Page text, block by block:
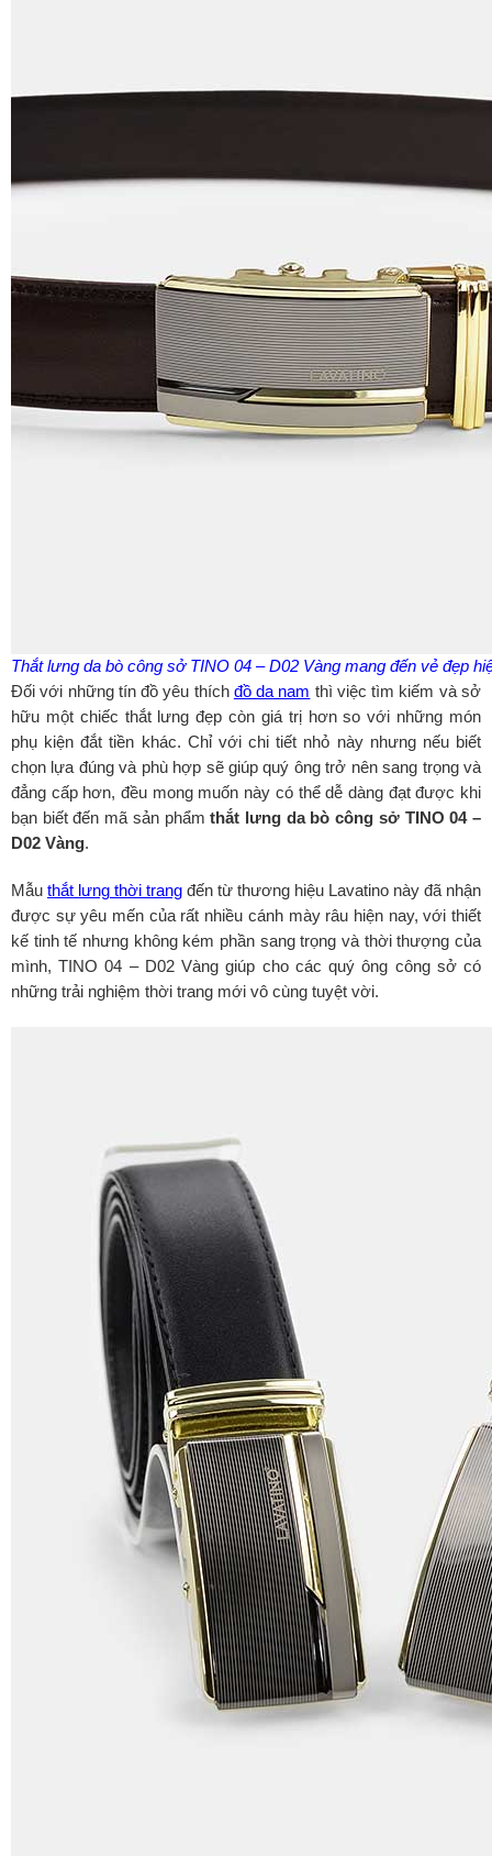
Thắt lưng da bò công sở TINO 04 – D02 Vàng mang đến vẻ đẹp
Đối với những tín đồ yêu thích đồ da nam thì việc tìm kiếm và sở
hữu một chiếc thắt lưng đẹp còn giá trị hơn so với những món
phụ kiện đắt tiền khác. Chỉ với chi tiết nhỏ này nhưng nếu biết
chọn lựa đúng và phù hợp sẽ giúp quý ông trở nên sang trọng và
đẳng cấp hơn, đều mong muốn này có thể dễ dàng đạt được khi
bạn biết đến mã sản phẩmthắt lưng da bò công sở TINO 04 –
D02 Vàng.
Mẫu thắt lưng thời trang đến từ thương hiệu Lavatino này đã nhận
được sự yêu mến của rất nhiều cánh mày râu hiện nay, với thiết
kế tinh tế nhưng không kém phần sang trọng và thời thượng của
mình, TINO 04 – D02 Vàng giúp cho các quý ông công sở có
những trải nghiệm thời trang mới vô cùng tuyệt vời.